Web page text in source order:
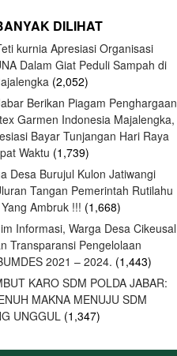
DILIHAT
kurnia Apresiasi Organisasi
Dalam Giat Peduli Sampah di
(2,052)
Berikan Piagam Penghargaan
Garmen Indonesia Majalengka,
Bayar Tunjangan Hari Raya
Waktu (1,739)
Desa Burujul Kulon Jatiwangi
Tangan Pemerintah Rutilahu
Ambruk !!! (1,668)
Informasi, Warga Desa Cikeusal
Transparansi Pengelolaan
2021 – 2024. (1,443)
KARO SDM POLDA JABAR:
MAKNA MENUJU SDM
UNGGUL (1,347)